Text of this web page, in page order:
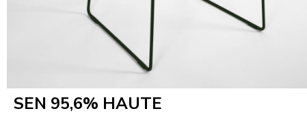
SEN 95,6% HAUTE